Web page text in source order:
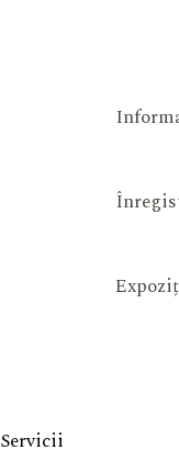
Servicii